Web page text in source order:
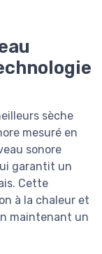
sèche
mesuré en
sonore
garantit un
Cette
à la chaleur et
maintenant un